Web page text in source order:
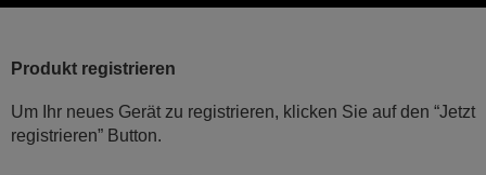
Produkt registrieren
Um Ihr neues Gerät zu registrieren, klicken Sie auf den “Jetzt
registrieren” Button.